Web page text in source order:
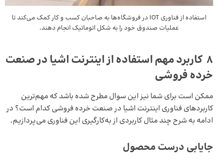
استفاده از فناوری IOT در فروشگاه‌ها به صاحبان کسب و کار کمک می‌کند تا
عملیات صندوق خود را به شکل اتوماتیک انجام دهند.
8 کاربرد‌ مهم استفاده از اینترنت اشیا در صنعت
خرده فروشی
ممکن است برای شما نیز این سوال مطرح شده باشد که مهم‌ترین
کاربرد‌های فناوری اینترنت اشیا در صنعت خرده فروشی کدام است؟ در
ادامه به شرح چند مثال کاربردی از به‌کارگیری این فناوری می‌پردازیم.
جایابی درست محصول